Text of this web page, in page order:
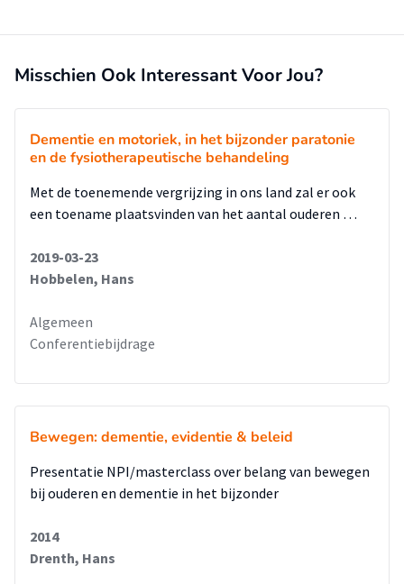
Misschien Ook Interessant Voor Jou?
Dementie en motoriek, in het bijzonder paratonie
en de fysiotherapeutische behandeling
Met de toenemende vergrijzing in ons land zal er ook
een toename plaatsvinden van het aantal ouderen …
2019-03-23
Hobbelen, Hans
Algemeen
Conferentiebijdrage
Bewegen: dementie, evidentie & beleid
Presentatie NPI/masterclass over belang van bewegen
bij ouderen en dementie in het bijzonder
2014
Drenth, Hans